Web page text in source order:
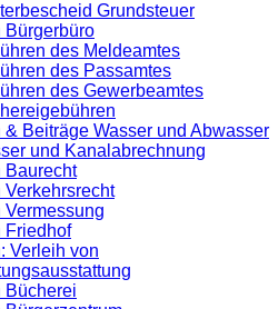
Grundsteuer
Bürgerbüro
des Meldeamtes
des Passamtes
des Gewerbeamtes
& Beiträge Wasser und Abwasser
und Kanalabrechnung
Baurecht
Verkehrsrecht
Vermessung
Friedhof
Verleih von
Bücherei